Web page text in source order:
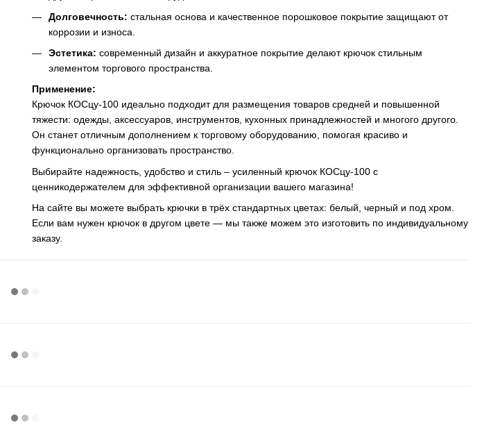
Долговечность: стальная основа и качественное порошковое покрытие защищают от
коррозии и износа.
Эстетика: современный дизайн и аккуратное покрытие делают крючок стильным
элементом торгового пространства.
Применение:
Крючок КОСцу-100 идеально подходит для размещения товаров средней и повышенной
тяжести: одежды, аксессуаров, инструментов, кухонных принадлежностей и многого другого.
Он станет отличным дополнением к торговому оборудованию, помогая красиво и
функционально организовать пространство.
Выбирайте надежность, удобство и стиль – усиленный крючок КОСцу-100 с
ценникодержателем для эффективной организации вашего магазина!
На сайте вы можете выбрать крючки в трёх стандартных цветах: белый, черный и под хром.
Если вам нужен крючок в другом цвете — мы также можем это изготовить по индивидуальному
заказу.